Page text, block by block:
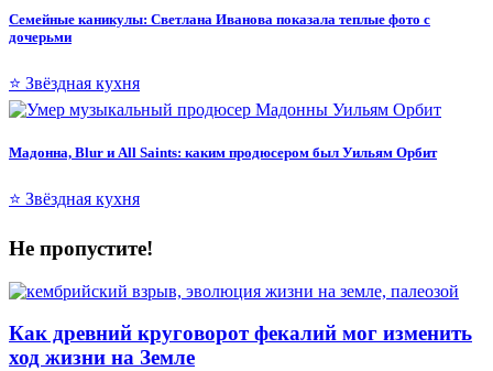
Семейные каникулы: Светлана Иванова показала теплые фото с
дочерьми
⭐ Звёздная кухня
Мадонна, Blur и All Saints: каким продюсером был Уильям Орбит
⭐ Звёздная кухня
Не пропустите!
Как древний круговорот фекалий мог изменить
ход жизни на Земле